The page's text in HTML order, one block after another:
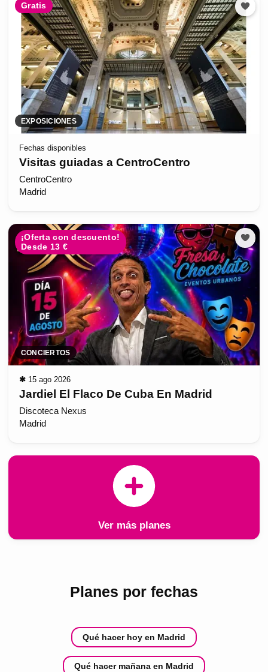
Gratis
EXPOSICIONES
Fechas disponibles
Visitas guiadas a CentroCentro
CentroCentro
Madrid
¡Oferta con descuento!
Desde 13 €
CONCIERTOS
✱ 15 ago 2026
Jardiel El Flaco De Cuba En Madrid
Discoteca Nexus
Madrid
Ver más planes
Planes por fechas
Qué hacer hoy en Madrid
Qué hacer mañana en Madrid